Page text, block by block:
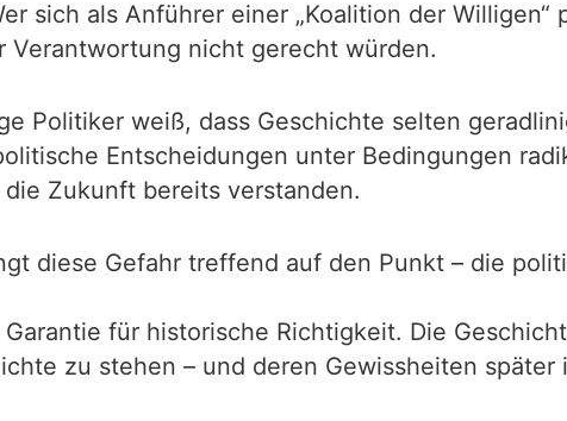
sich als Anführer einer „Koalition der Willigen“
nicht gerecht würden.
Politiker weiß, dass Geschichte selten
Entscheidungen unter Bedingungen
Zukunft bereits verstanden.
diese Gefahr treffend auf den Punkt – die
für historische Richtigkeit. Die
zu stehen – und deren Gewissheiten später